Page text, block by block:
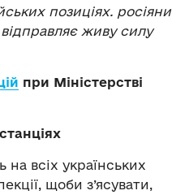
позиціях. росіяни
живу силу
при Міністерстві
всіх українських
щоби з’ясувати,